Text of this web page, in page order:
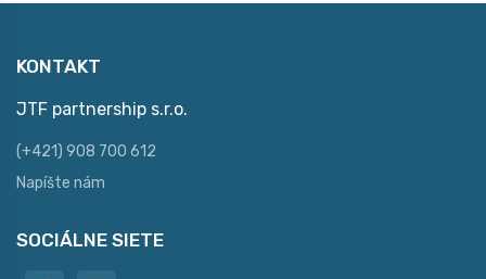
KONTAKT
JTF partnership s.r.o.
(+421) 908 700 612
Napíšte nám
SOCIÁLNE SIETE